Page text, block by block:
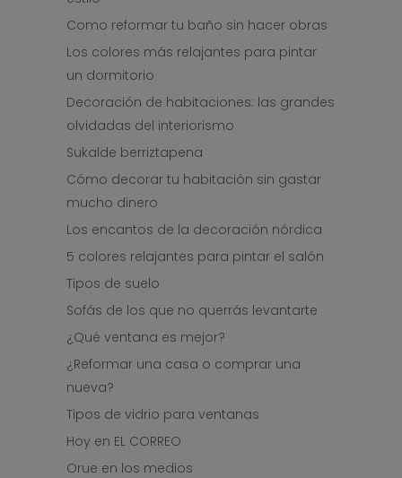
Como reformar tu baño sin hacer obras
Los colores más relajantes para pintar
un dormitorio
Decoración de habitaciones: las grandes
olvidadas del interiorismo
Sukalde berriztapena
Cómo decorar tu habitación sin gastar
mucho dinero
Los encantos de la decoración nórdica
5 colores relajantes para pintar el salón
Tipos de suelo
Sofás de los que no querrás levantarte
¿Qué ventana es mejor?
¿Reformar una casa o comprar una
nueva?
Tipos de vidrio para ventanas
Hoy en EL CORREO
Orue en los medios